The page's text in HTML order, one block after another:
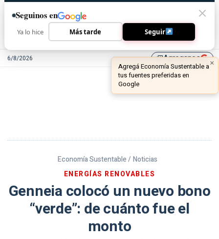
6/8/2026 library_addAgreganos
Economía Sustentable / Noticias
ENERGÍAS RENOVABLES
Genneia colocó un nuevo bono
“verde”: de cuánto fue el
monto
Seguinos en
Ya lo hice Más tarde Seguir